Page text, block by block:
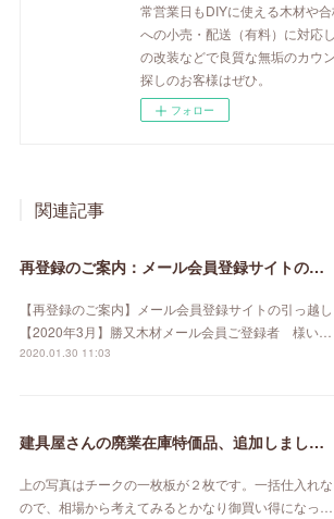
常営業日もDIYに使える木材や
への小売・配送（有料）に対応
の改装などで良質な無垢のカウ
探しのお客様はぜひ。
フォロー
関連記事
再登録のご案内：メール会員登録サイトの引っ越し【2020年3月】
【再登録のご案内】メール会員登録サイトの引っ越し
【2020年3月】勝又木材メール会員ご登録者 様い…
2020.01.30 11:03
建具屋さんの廃業在庫特価品、追加しました。
上の写真はチークの一枚板が２枚です。一括仕入れな
ので、相場から考えてみるとかなり御買い得になっ…